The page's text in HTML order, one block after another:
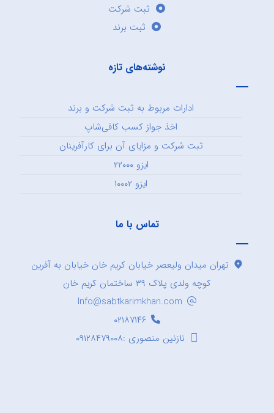
ثبت شرکت
ثبت برند
نوشته‌های تازه
ادارات مربوط به ثبت شرکت و برند
اخذ جواز کسب کافی‌شاپ
ثبت شرکت و مزایای آن برای کارآفرینان
ایزو ۲۲۰۰۰
ایزو ۱۰۰۰۲
تماس با ما
تهران میدان ولیعصر خیابان کریم خان خیابان به آفرین
کوچه ولدی پلاک ۳۹ ساختمان کریم خان
Info@sabtkarimkhan.com
۰۲۱۸۷۱۴۶
نازنین منصوری :۰۹۱۲۸۴۷۹۰۰۸